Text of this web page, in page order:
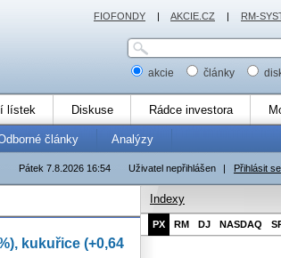
akcie články
lístek Diskuse Rádce investora
články Analýzy
Uživatel nepřihlášen | Přihlásit se
Pátek 7.8.2026 16:54
kukuřice (+0,64
Indexy
PX RM DJ NASDAQ
FIOFONDY | AKCIE.CZ | RM-